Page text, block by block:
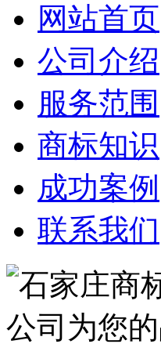
网站首页
公司介绍
服务范围
商标知识
成功案例
联系我们